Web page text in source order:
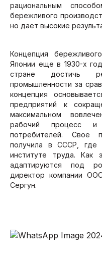
рациональным
бережливого
но дает высокие
Концепция
Японии еще в 1930-х
стране достичь
промышленности за
концепция
предприятий к
максимальном
рабочий процесс и
потребителей. Свое
получила в СССР, где
институте труда. Как
адаптируются под
директор компании
Сергун.